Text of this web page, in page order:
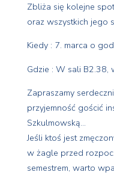
Zbliża się kolejne
oraz wszystkich jego
Kiedy : 7. marca o
Gdzie : W sali B2.38,
Zapraszamy
przyjemność gościć
Szkulmowską…
Jeśli ktoś jest
w żagle przed
semestrem, warto